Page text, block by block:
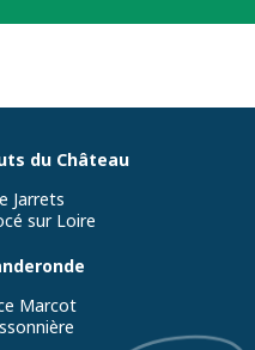
du Château
Jarrets
sur Loire
Marcot